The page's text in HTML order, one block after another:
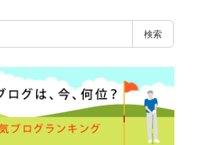
検索